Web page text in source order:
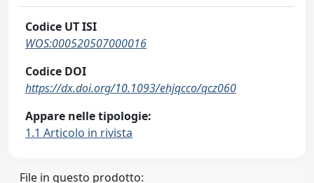
Codice UT ISI
WOS:000520507000016
Codice DOI
https://dx.doi.org/10.1093/ehjqcco/qcz060
Appare nelle tipologie:
1.1 Articolo in rivista
File in questo prodotto: